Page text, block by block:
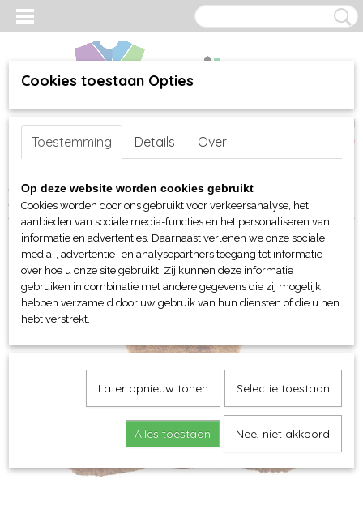
Inloggen Registreren
(0)
Home >webshop>Per merk >MBW Toys - Knuffels
MBW MiniFeet® Beer Merle
Cookies toestaan Opties
Toestemming Details Over
Op deze website worden cookies gebruikt
Cookies worden door ons gebruikt voor verkeersanalyse, het
aanbieden van sociale media-functies en het personaliseren van
informatie en advertenties. Daarnaast verlenen we onze sociale
media-, advertentie- en analysepartners toegang tot informatie
over hoe u onze site gebruikt. Zij kunnen deze informatie
gebruiken in combinatie met andere gegevens die zij mogelijk
hebben verzameld door uw gebruik van hun diensten of die u hen
hebt verstrekt.
Later opnieuw tonen Selectie toestaan
Alles toestaan Nee, niet akkoord